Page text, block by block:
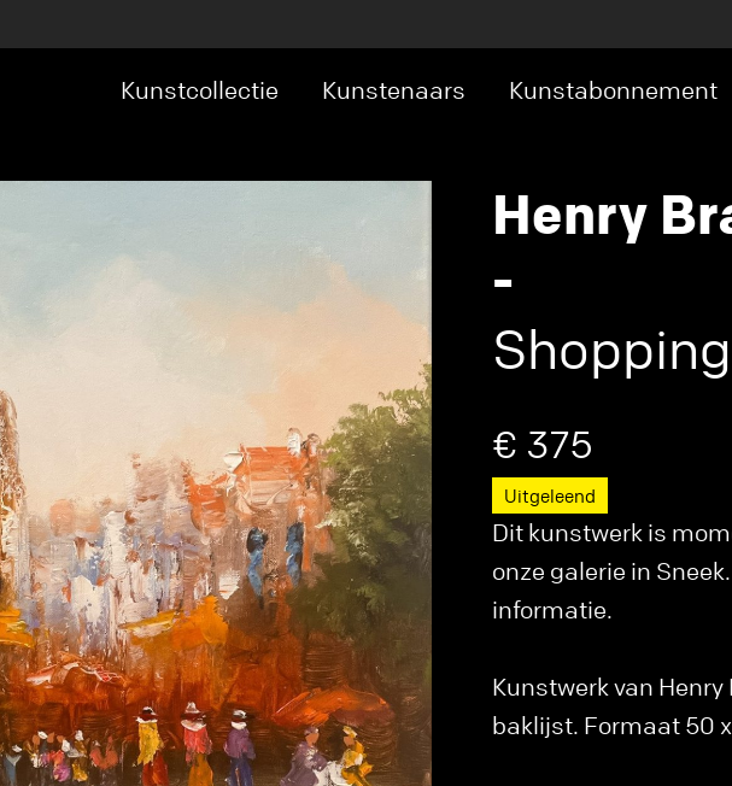
Kunstcollectie Kunstenaars Kunstabonnement
Henry
-
€ 375
Uitgeleend
Dit kunstwerk is
onze galerie in
informatie.
Kunstwerk van
baklijst. Formaat 50